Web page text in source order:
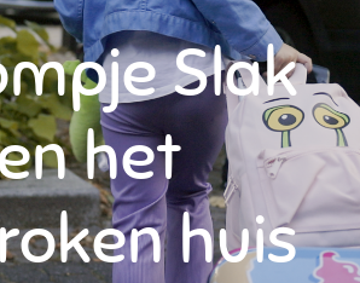
Slak
het
huis